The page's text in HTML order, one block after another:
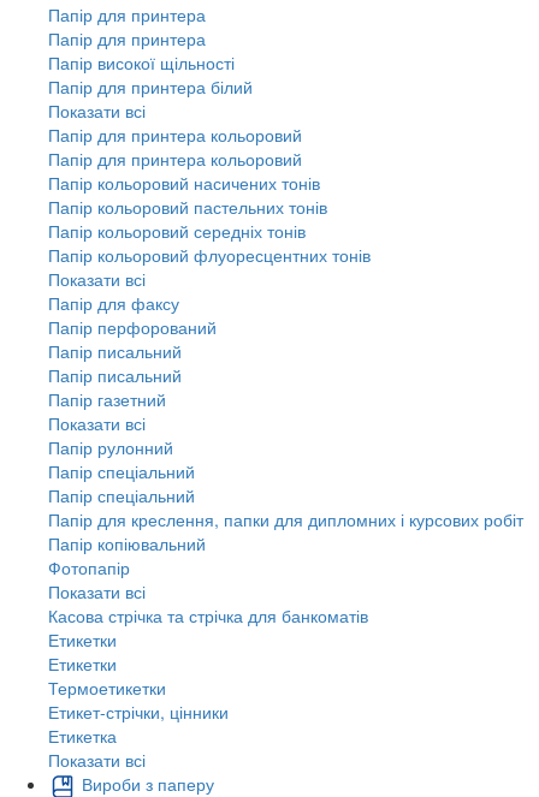
Папір для принтера
Папір для принтера
Папір високої щільності
Папір для принтера білий
Показати всі
Папір для принтера кольоровий
Папір для принтера кольоровий
Папір кольоровий насичених тонів
Папір кольоровий пастельних тонів
Папір кольоровий середніх тонів
Папір кольоровий флуоресцентних тонів
Показати всі
Папір для факсу
Папір перфорований
Папір писальний
Папір писальний
Папір газетний
Показати всі
Папір рулонний
Папір спеціальний
Папір спеціальний
Папір для креслення, папки для дипломних і курсових робіт
Папір копіювальний
Фотопапір
Показати всі
Касова стрічка та стрічка для банкоматів
Етикетки
Етикетки
Термоетикетки
Етикет-стрічки, цінники
Етикетка
Показати всі
Вироби з паперу